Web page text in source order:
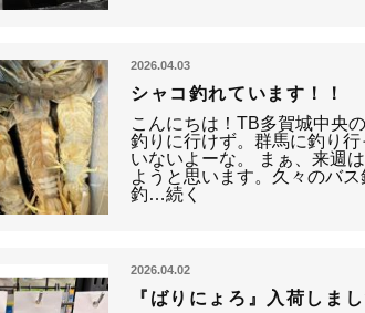
2026.04.03
シャコ釣れています！！
こんにちは！TB多賀城中央
釣りに行けず。群馬に釣り
いないよーな。 まぁ、来週
ようと思います。久々のバ
釣…続く
2026.04.02
『ばりにょろ』入荷しまし